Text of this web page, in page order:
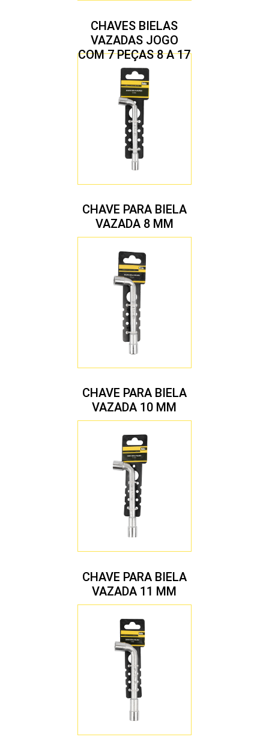
CHAVES BIELAS
VAZADAS JOGO
COM 7 PEÇAS 8 A 17
MM
CHAVE PARA BIELA
VAZADA 8 MM
CHAVE PARA BIELA
VAZADA 10 MM
CHAVE PARA BIELA
VAZADA 11 MM